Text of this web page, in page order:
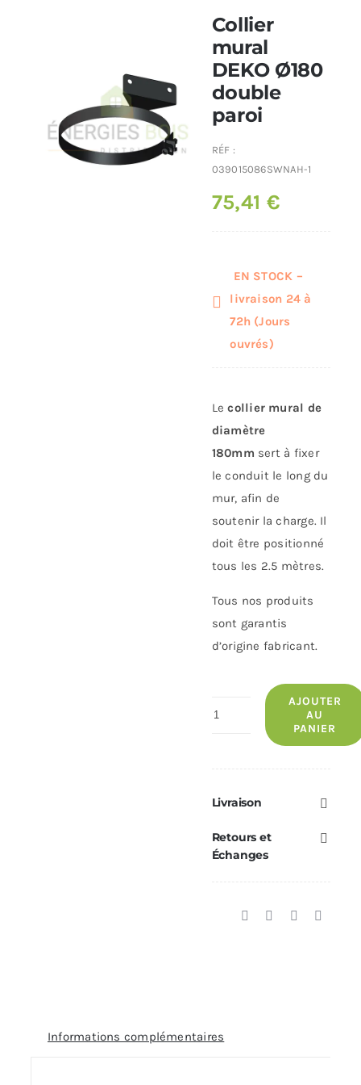
Conduit de fumées
Collier
mural
DEKO Ø180
double
paroi
RÉF :
039015086SWNAH-1
75,41€
EN STOCK –
livraison 24 à
72h (Jours
ouvrés)
Lecollier mural de
diamètre
180mm sert à fixer
le conduit le long du
mur, afin de
soutenir la charge. Il
doit être positionné
tous les 2.5 mètres.
Tous nos produits
sont garantis
d’origine fabricant.
quantité
DEKO
double
AJOUTER
AU
PANIER
Livraison
Retours et
Échanges
Informations complémentaires